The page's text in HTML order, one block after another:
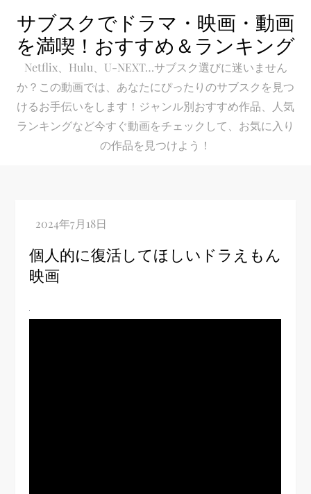
content
サブスクでドラマ・映画・動画
を満喫！おすすめ＆ランキング
Netflix、Hulu、U-NEXT…サブスク選びに迷いません
か？この動画では、あなたにぴったりのサブスクを見つ
けるお手伝いをします！ジャンル別おすすめ作品、人気
ランキングなど今すぐ動画をチェックして、お気に入り
の作品を見つけよう！
個人的に復活してほしいドラえもん
映画